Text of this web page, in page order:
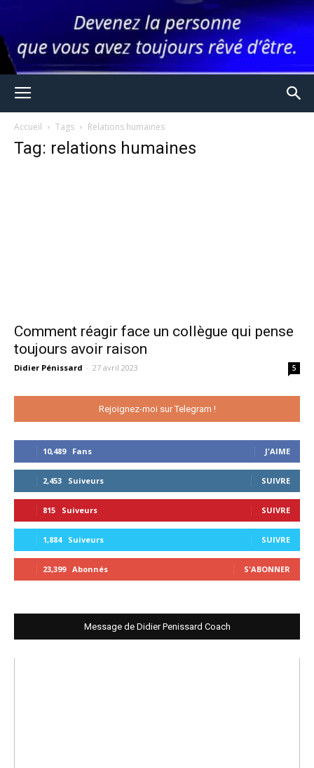
Accueil Tags Relations humaines
Tag: relations humaines
Comment réagir face un collègue qui pense
toujours avoir raison
Didier Pénissard - 27 avril 2023 5
Rejoignez-moi sur Telegram !
10,489 Fans J'AIME
2,453 Suiveurs SUIVRE
815 Suiveurs SUIVRE
1,884 Suiveurs SUIVRE
23,399 Abonnés S'ABONNER
Message de Didier Penissard Coach